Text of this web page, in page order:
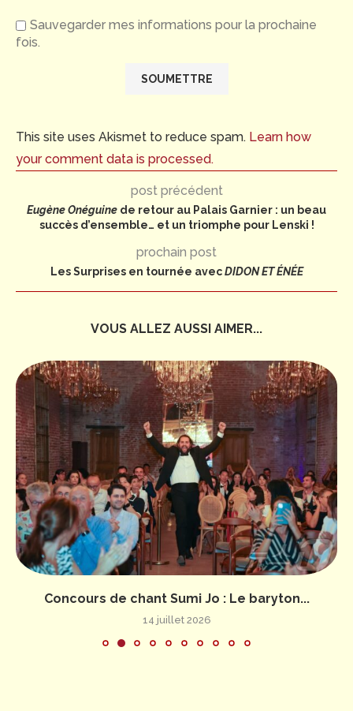
Sauvegarder mes informations pour la prochaine
fois.
This site uses Akismet to reduce spam. Learn how
your comment data is processed.
post précédent
Eugène Onéguine de retour au Palais Garnier : un beau
succès d’ensemble… et un triomphe pour Lenski !
prochain post
Les Surprises en tournée avecDIDON ET ÉNÉE
VOUS ALLEZ AUSSI AIMER...
Concours de chant Sumi Jo : Le baryton...
14 juillet 2026